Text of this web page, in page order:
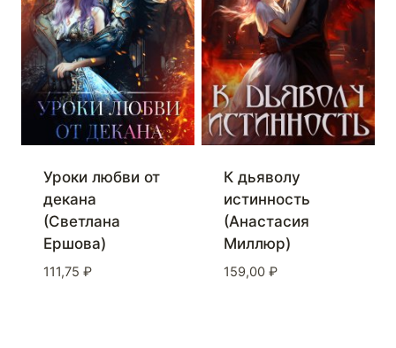
Уроки любви от
декана
(Светлана
Ершова)
111,75 ₽
К дьяволу
истинность
(Анастасия
Миллюр)
159,00 ₽